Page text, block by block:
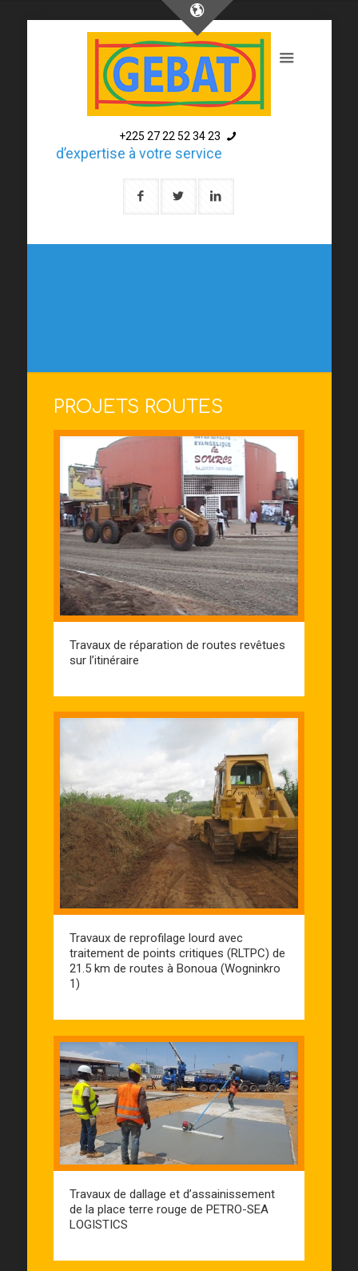
+225 27 22 52 34 23
d’expertise à votre service
PROJETS ROUTES
Travaux de réparation de routes revêtues
sur l’itinéraire
Travaux de reprofilage lourd avec
traitement de points critiques (RLTPC) de
21.5 km de routes à Bonoua (Wogninkro
1)
Travaux de dallage et d’assainissement
de la place terre rouge de PETRO-SEA
LOGISTICS